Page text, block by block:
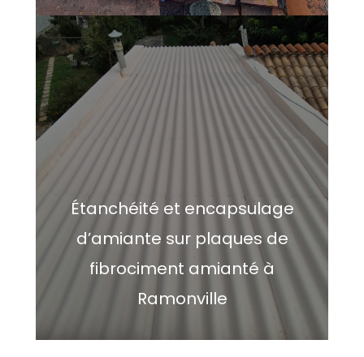
Étanchéité et encapsulage
d’amiante sur plaques de
fibrociment amianté à
Ramonville